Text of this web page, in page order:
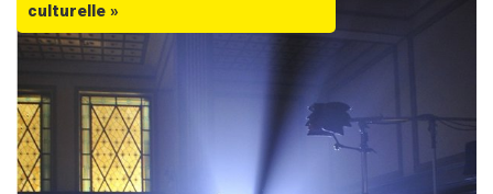
culturelle »